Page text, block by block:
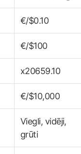
€/$0.10
€/$100
x20659.10
€/$10,000
Viegli, vidēji,
grūti